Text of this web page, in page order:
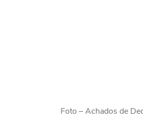
Foto – Achados de